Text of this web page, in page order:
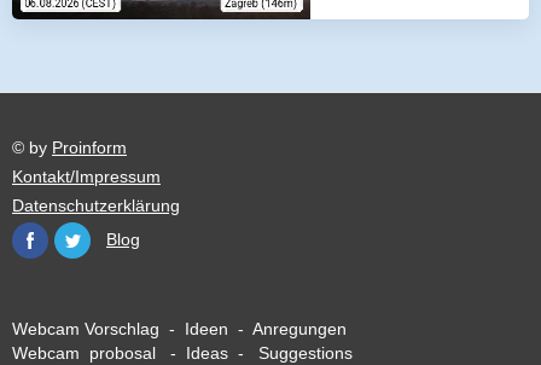
© by Proinform
Kontakt/Impressum
Datenschutzerklärung
Blog
Webcam Vorschlag - Ideen - Anregungen
Webcam probosal - Ideas - Suggestions